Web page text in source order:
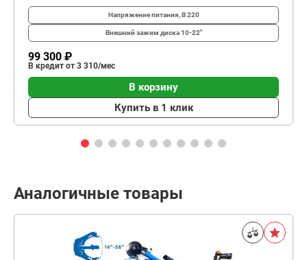
Напряжение питания, В220
Внешний зажим диска10-22"
99 300 ₽
В кредит от 3 310/мес
В корзину
Купить в 1 клик
Аналогичные товары